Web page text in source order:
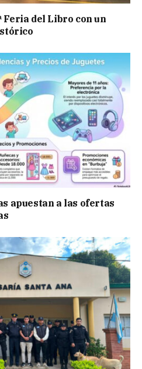
del Libro con un
apuestan a las ofertas